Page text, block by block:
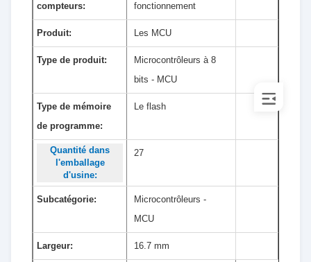
compteurs:
fonctionnement
Produit: Les MCU
Type de produit:
Microcontrôleurs à 8
bits - MCU
Type de mémoire
de programme:
Le flash
Quantité dans
l'emballage
d'usine:
27
Subcatégorie:
Microcontrôleurs -
MCU
Largeur: 16.7 mm